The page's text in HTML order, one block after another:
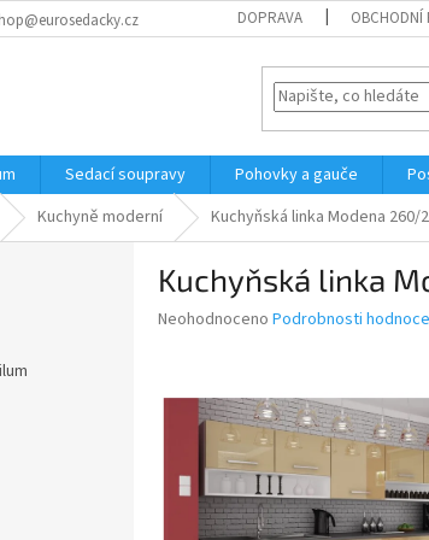
DOPRAVA OBCHODNÍ
Sedací soupravy Pohovky a gauče
Kuchyně moderní Kuchyňská linka Modena 260/
Kuchyňská linka
Průměrné
hvězdiček.
Neohodnoceno Podrobnosti